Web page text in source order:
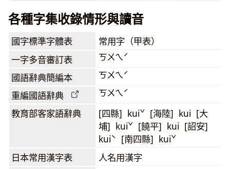
各種字集收錄情形與讀音
國字標準字體表 常用字（甲表）
一字多音審訂表 ㄎㄨㄟˊ
國語辭典簡編本 ㄎㄨㄟˊ
重編國語辭典 ㄎㄨㄟˊ
教育部客家語辭典
[四縣] kuiˇ [海陸] kui [大
埔] kuiˇ [饒平] kui [詔安]
kuiˋ [南四縣] kuiˇ
日本常用漢字表 人名用漢字